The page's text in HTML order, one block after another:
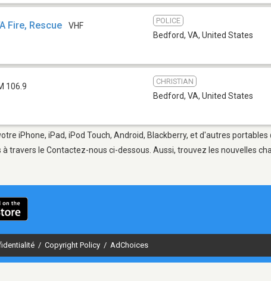
Fire, Rescue VHF
POLICE
Bedford, VA, United States
106.9
CHRISTIAN
Bedford, VA, United States
iPhone, iPad, iPod Touch, Android, Blackberry, et d'autres
travers le Contactez-nous ci-dessous. Aussi, trouvez les nouvelles
/ Copyright Policy / AdChoices